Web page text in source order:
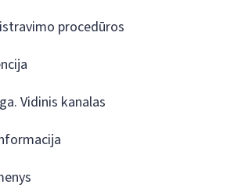
procedūros
Vidinis kanalas